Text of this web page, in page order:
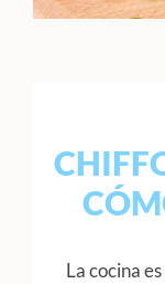
La cocina